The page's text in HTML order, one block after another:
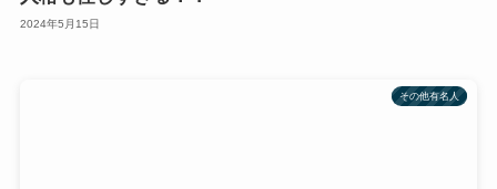
2024年5月15日
その他有名人